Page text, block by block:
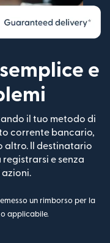
e
il tuo metodo di
corrente bancario,
altro. Il destinatario
e senza
un rimborso per la
applicabile.